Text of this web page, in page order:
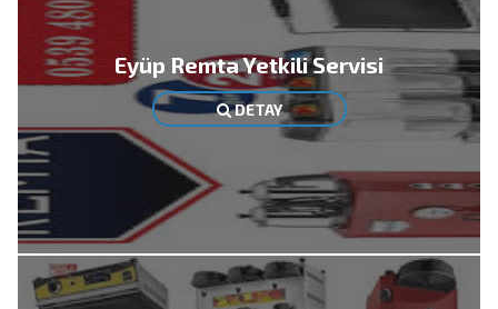
Eyüp Remta Yetkili Servisi
DETAY